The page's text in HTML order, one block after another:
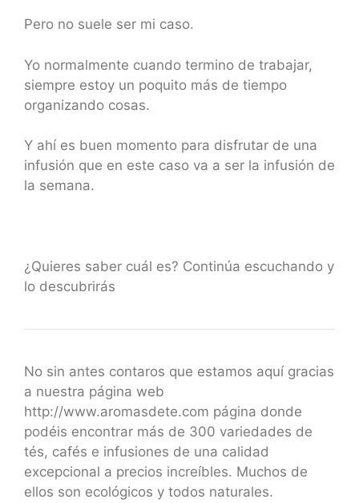
Pero no suele ser mi caso.
Yo normalmente cuando termino de trabajar,
siempre estoy un poquito más de tiempo
organizando cosas.
Y ahí es buen momento para disfrutar de una
infusión que en este caso va a ser la infusión de
la semana.
¿Quieres saber cuál es? Continúa escuchando y
lo descubrirás
No sin antes contaros que estamos aquí gracias
a nuestra página web
http://www.aromasdete.com página donde
podéis encontrar más de 300 variedades de
tés, cafés e infusiones de una calidad
excepcional a precios increíbles. Muchos de
ellos son ecológicos y todos naturales.